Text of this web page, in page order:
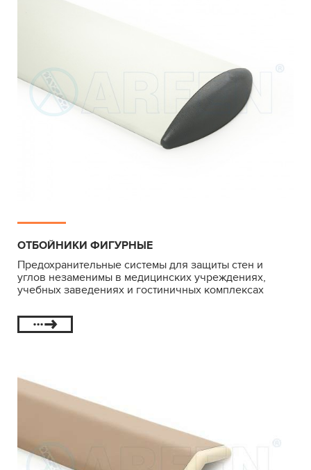
ОТБОЙНИКИ ФИГУРНЫЕ
Предохранительные системы для защиты стен и
углов незаменимы в медицинских учреждениях,
учебных заведениях и гостиничных комплексах